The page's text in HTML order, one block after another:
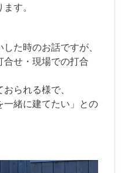
す。
た時のお話ですが、
合せ・現場での打合
られる様で、
一緒に建てたい」との